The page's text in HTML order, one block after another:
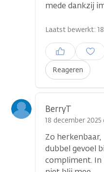
mede dankzij
Laatst bewerkt:
Reageren
Inloggen om een
plaatsen
BerryT
18 december 2025
Zo
dubbel gevoel
compliment. In